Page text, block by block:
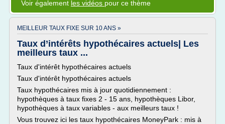
Voir également les vidéos pour ce thème
MEILLEUR TAUX FIXE SUR 10 ANS »
Taux d’intérêts hypothécaires actuels| Les
meilleurs taux ...
Taux d'intérêt hypothécaires actuels
Taux d'intérêt hypothécaires actuels
Taux hypothécaires mis à jour quotidiennement :
hypothèques à taux fixes 2 - 15 ans, hypothèques Libor,
hypothèques à taux variables - aux meilleurs taux !
Vous trouvez ici les taux hypothécaires MoneyPark : mis à